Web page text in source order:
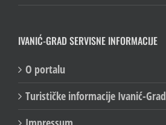
IVANIĆ-GRAD SERVISNE INFORMACIJE
O portalu
Turističke informacije Ivanić-Grad